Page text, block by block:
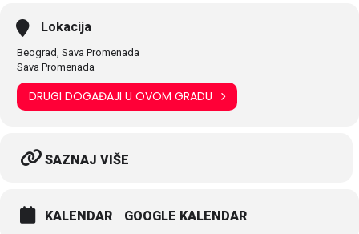
Lokacija
Beograd, Sava Promenada
Sava Promenada
DRUGI DOGAĐAJI U OVOM GRADU
SAZNAJ VIŠE
KALENDAR GOOGLE KALENDAR